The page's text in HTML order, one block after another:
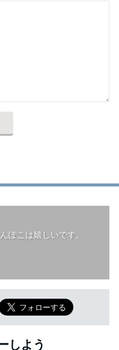
ぽこは嬉しいです。
しよう